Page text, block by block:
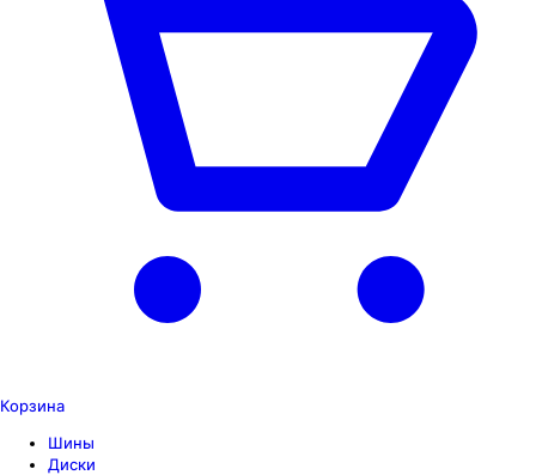
Корзина
Шины
Диски